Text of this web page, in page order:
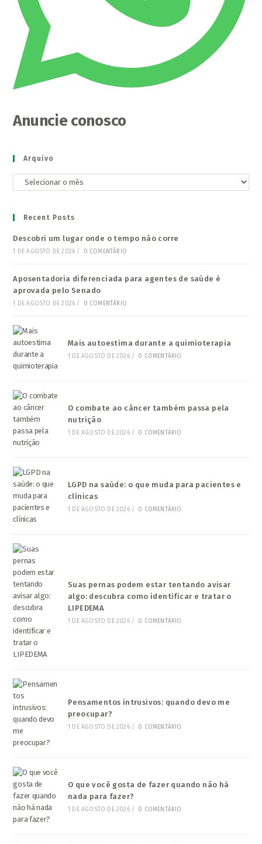
Anuncie conosco
Arquivo
Arquivo
Recent Posts
Descobri um lugar onde o tempo não corre
1 DE AGOSTO DE 2026 / 0 COMENTÁRIO
Aposentadoria diferenciada para agentes de saúde é
aprovada pelo Senado
1 DE AGOSTO DE 2026 / 0 COMENTÁRIO
Mais autoestima durante a quimioterapia
1 DE AGOSTO DE 2026 / 0 COMENTÁRIO
O combate ao câncer também passa pela
nutrição
1 DE AGOSTO DE 2026 / 0 COMENTÁRIO
LGPD na saúde: o que muda para pacientes e
clínicas
1 DE AGOSTO DE 2026 / 0 COMENTÁRIO
Suas pernas podem estar tentando avisar
algo: descubra como identificar e tratar o
LIPEDEMA
1 DE AGOSTO DE 2026 / 0 COMENTÁRIO
Pensamentos intrusivos: quando devo me
preocupar?
1 DE AGOSTO DE 2026 / 0 COMENTÁRIO
O que você gosta de fazer quando não há
nada para fazer?
1 DE AGOSTO DE 2026 / 0 COMENTÁRIO